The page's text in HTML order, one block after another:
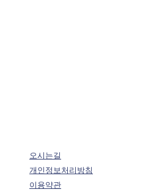
오시는길
개인정보처리방침
이용약관